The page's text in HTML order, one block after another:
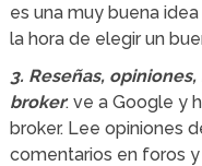
es una muy buena
la hora de elegir un
3. Reseñas,
broker: ve a Google y
broker. Lee opiniones
comentarios en foros